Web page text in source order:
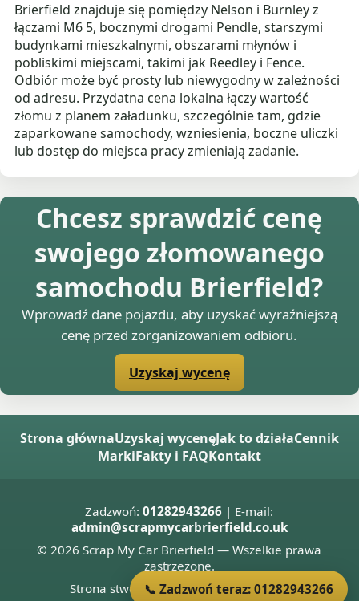
Brierfield znajduje się pomiędzy Nelson i Burnley z
łączami M6 5, bocznymi drogami Pendle, starszymi
budynkami mieszkalnymi, obszarami młynów i
pobliskimi miejscami, takimi jak Reedley i Fence.
Odbiór może być prosty lub niewygodny w zależności
od adresu. Przydatna cena lokalna łączy wartość
złomu z planem załadunku, szczególnie tam, gdzie
zaparkowane samochody, wzniesienia, boczne uliczki
lub dostęp do miejsca pracy zmieniają zadanie.
Chcesz sprawdzić cenę
swojego złomowanego
samochodu Brierfield?
Wprowadź dane pojazdu, aby uzyskać wyraźniejszą
cenę przed zorganizowaniem odbioru.
Uzyskaj wycenę
Strona głównaUzyskaj wycenęJak to działaCennik
MarkiFakty i FAQKontakt
Zadzwoń:01282943266 | E-mail:
admin@scrapmycarbrierfield.co.uk
© 2026 Scrap My Car Brierfield — Wszelkie prawa
zastrzeżone.
Strona stworzona przezDonnie Welsh
📞 Zadzwoń teraz: 01282943266